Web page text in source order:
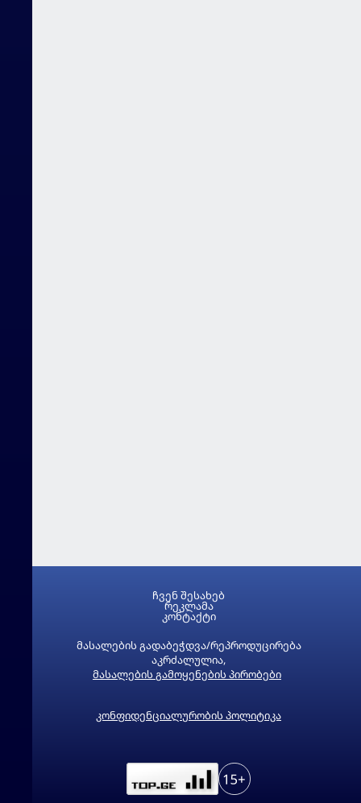
მასალების გადაბეჭდვა/რეპროდუცირება
აკრძალულია,
მასალების გამოყენების პირობები
კონფიდენციალურობის პოლიტიკა
ჩვენ შესახებ
რეკლამა
კონტაქტი